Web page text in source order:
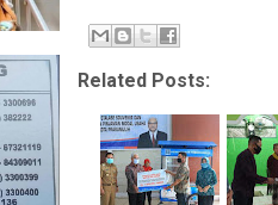
Related Posts: